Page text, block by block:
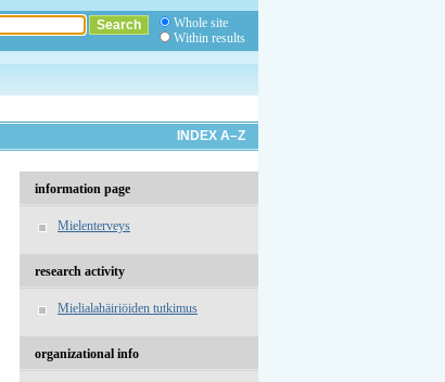
Whole site
Within results
INDEX A–Z
information page
Mielenterveys
research activity
Mielialahäiriöiden tutkimus
organizational info